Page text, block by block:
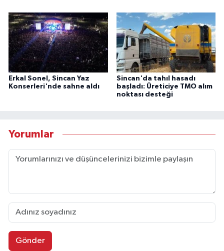
Erkal Sonel, Sincan Yaz
Konserleri'nde sahne aldı
Sincan'da tahıl hasadı
başladı: Üreticiye TMO alım
noktası desteği
Yorumlar
Gönder